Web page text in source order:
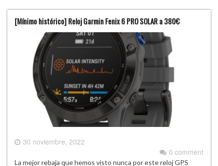
[Mínimo histórico] Reloj Garmin Fenix 6 PRO SOLAR a 380€
30 noviembre, 2022
0 comment
La mejor rebaja que hemos visto nunca por este reloj GPS